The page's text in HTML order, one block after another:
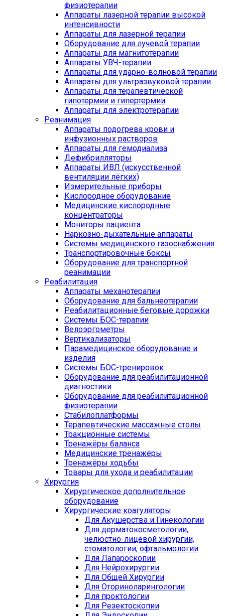
физиотерапии
Аппараты лазерной терапии высокой
интенсивности
Аппараты для лазерной терапии
Оборудование для лучевой терапии
Аппараты для магнитотерапии
Аппараты УВЧ-терапии
Аппараты для ударно-волновой терапии
Аппараты для ультразвуковой терапии
Аппараты для терапевтической
гипотермии и гипертермии
Аппараты для электротерапии
Реанимация
Аппараты подогрева крови и
инфузионных растворов
Аппараты для гемодиализа
Дефибрилляторы
Аппараты ИВЛ (искусственной
вентиляции лёгких)
Измерительные приборы
Кислородное оборудование
Медицинские кислородные
концентраторы
Мониторы пациента
Наркозно-дыхательные аппараты
Системы медицинского газоснабжения
Транспортировочные боксы
Оборудование для транспортной
реанимации
Реабилитация
Аппараты механотерапии
Оборудование для бальнеотерапии
Реабилитационные беговые дорожки
Системы БОС-терапии
Велоэргометры
Вертикализаторы
Парамедицинское оборудование и
изделия
Системы БОС-тренировок
Оборудование для реабилитационной
диагностики
Оборудование для реабилитационной
физиотерапии
Стабилоплатформы
Терапевтические массажные столы
Тракционные системы
Тренажёры баланса
Медицинские тренажёры
Тренажёры ходьбы
Товары для ухода и реабилитации
Хирургия
Хирургическое дополнительное
оборудование
Хирургические коагуляторы
Для Акушерства и Гинекологии
Для дерматокосметологии,
челюстно-лицевой хирургии,
стоматологии, офтальмологии
Для Лапароскопии
Для Нейрохирургии
Для Общей Хирургии
Для Оториноларингологии
Для проктологии
Для Резектоскопии